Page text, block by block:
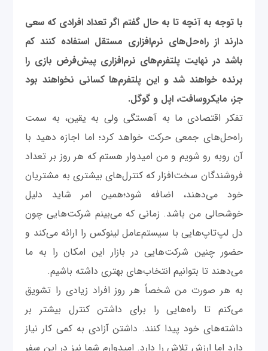
با توجه به آنچه تا به حال گفتم اگر تعداد افرادی که سعی
دارند از راه‌حل‌های نرم‌افزاری مستقل استفاده کنند کم
باشد در نهایت پلتفرم‌های نرم‌افزاری پیش‌فرض بازی را
برنده خواهند شد و این پلتفرم‌ها کسانی نخواهند بود
جز، مایکروسافت، اپل و گوگل.
تفکر اقتصادی ما به آهستگی ولی به یقین، به سمت
راه‌حل‌های جمعی حرکت خواهد کرد؛ اما اجازه دهید با
آن روبه رو شویم و من امیدوار هستم که هر روز بر تعداد
فروشندگان سخت‌افزار که کنترل‌های بیشتری به مشتریان
خود می‌دهند، اضافه شود؛همین امر شاید دلیل
خوشحالی من باشد. زمانی که می‌بینم شرکت‌هایی چون
دل لپ‌تاپ‌هایی با سیستم‌عامل لینوکس را ارائه می‌کند و
حضور چنین شرکت‌هایی در بازار این امکان را به ما
می‌دهند تا بتوانیم انتخاب‌های بهتری داشته باشیم.
به هر صورت من شخصاً هر روز افراد زیادی را تشویق
می‌کنم تا راه‌هایی را برای داشتن کنترل بیشتر بر
داشته‌های خود پیدا کنند. داشتن آزادی به کمی کار نیاز
دارد اما ارزش تلاش را دارد. امیدوارم شما نیز در این سفر